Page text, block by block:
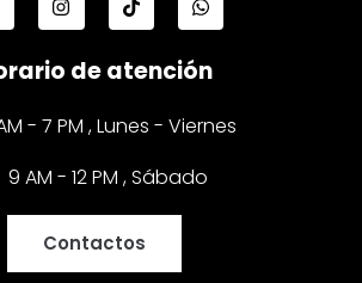
de atención
- 7 PM , Lunes - Viernes
9 AM - 12 PM , Sábado
Contactos